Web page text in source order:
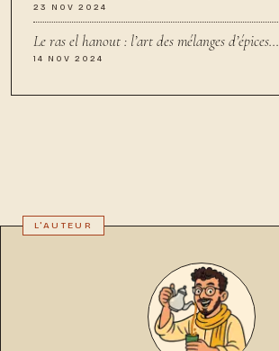
23 NOV 2024
Le ras el hanout : l’art des mélanges d’épices…
14 NOV 2024